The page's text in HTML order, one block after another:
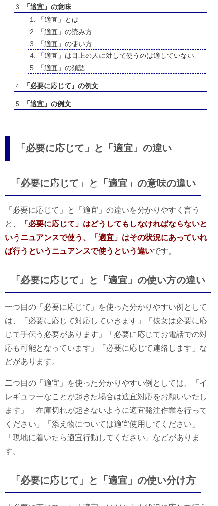
「適宜」の意味
「適宜」とは
「適宜」の読み方
「適宜」の使い方
「適宜」は目上の人に対して使うのは適していない
「適宜」の類語
「必要に応じて」の例文
「適宜」の例文
「必要に応じて」と「適宜」の違い
「必要に応じて」と「適宜」の意味の違い
「必要に応じて」と「適宜」の違いを分かりやすく言う
と、
「必要に応じて」はどうしてもしなければならないと
いうニュアンスで使う、「適宜」はその状況にあっていれ
ば行うというニュアンスで使うという違いです。
「必要に応じて」と「適宜」の使い方の違い
一つ目の「必要に応じて」を使った分かりやすい例として
は、「必要に応じて対応していきます」「彼女は必要に応
じて手伝う必要があります」「必要に応じてお電話での対
応も可能となっています」「必要に応じて連絡します」な
どがあります。
二つ目の「適宜」を使った分かりやすい例としては、「イ
レギュラーなことが起きた場合は適宜対応をお願いいたし
ます」「在庫切れが起きないように適宜発注作業を行って
ください」「添え物については適宜使用してください」
「現地に着いたら適宜行動してください」などがありま
す。
「必要に応じて」と「適宜」の使い分け方